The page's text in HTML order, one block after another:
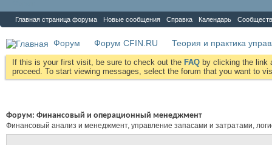
Главная страница форума Новые сообщения Справка Календарь
Форум Форум CFIN.RU Теория и практика
If this is your first visit, be sure to check out the FAQ by clicking the link
proceed. To start viewing messages, select the forum that you want to
Форум: Финансовый и операционный менеджмент
Финансовый анализ и менеджмент, управление запасами и затратами,